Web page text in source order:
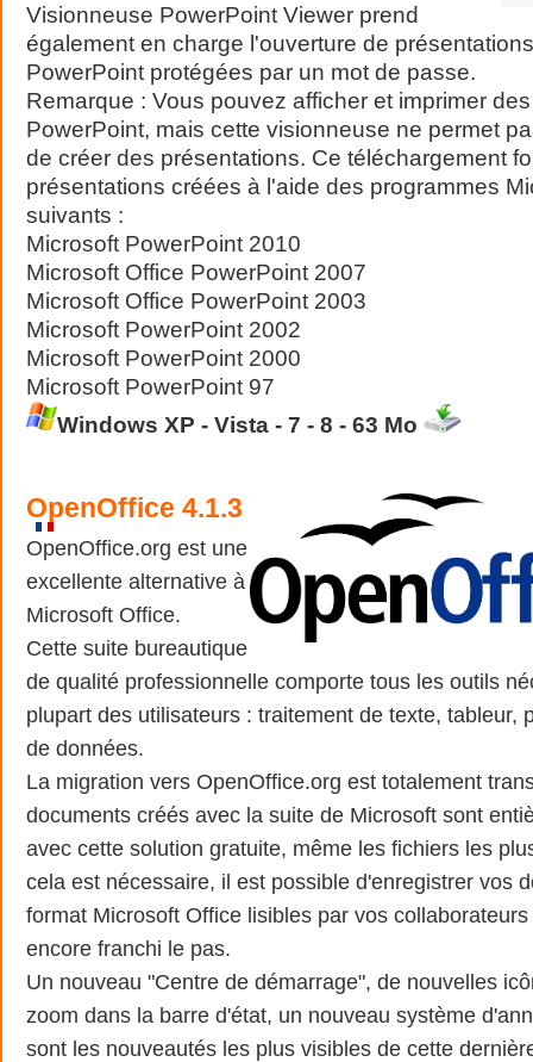
Visionneuse PowerPoint Viewer prend
également en charge l'ouverture de
PowerPoint protégées par un mot de passe.
Remarque : Vous pouvez afficher et imprimer
PowerPoint, mais cette visionneuse ne permet
de créer des présentations. Ce téléchargement
présentations créées à l'aide des programmes
suivants :
Microsoft PowerPoint 2010
Microsoft Office PowerPoint 2007
Microsoft Office PowerPoint 2003
Microsoft PowerPoint 2002
Microsoft PowerPoint 2000
Microsoft PowerPoint 97
Windows XP - Vista - 7 - 8 - 63 Mo
OpenOffice 4.1.3
OpenOffice.org est une
excellente alternative à
Microsoft Office.
Cette suite bureautique
de qualité professionnelle comporte tous les outils
plupart des utilisateurs : traitement de texte, tableur,
de données.
La migration vers OpenOffice.org est totalement
documents créés avec la suite de Microsoft sont
avec cette solution gratuite, même les fichiers les
cela est nécessaire, il est possible d'enregistrer vos
format Microsoft Office lisibles par vos
encore franchi le pas.
Un nouveau "Centre de démarrage", de nouvelles
zoom dans la barre d'état, un nouveau système
sont les nouveautés les plus visibles de cette